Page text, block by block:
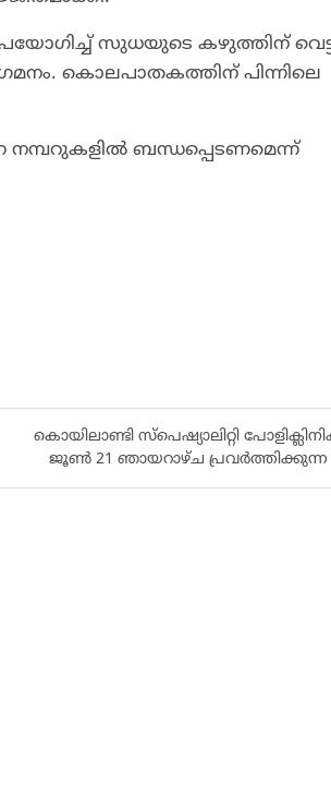
സുധയുടെ കഴുത്തിന്
കൊലപാതകത്തിന് പിന്നിലെ
നമ്പറുകളില്‍ ബന്ധപ്പെടണമെന്ന്
കൊയിലാണ്ടി സ്പെഷ്യാലിറ്റി
ജൂൺ 21 ഞായറാഴ്ച പ്രവർത്തിക്കുന്ന